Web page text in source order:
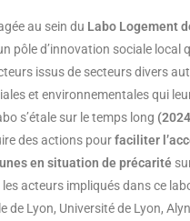
au sein du Labo Logement
pôle d’innovation sociale local
issus de secteurs divers
et environnementales qui
s’étale sur le temps long
des actions pourfaciliter
en situation de précarité
acteurs impliqués dans ce
de Lyon, Université de Lyon,